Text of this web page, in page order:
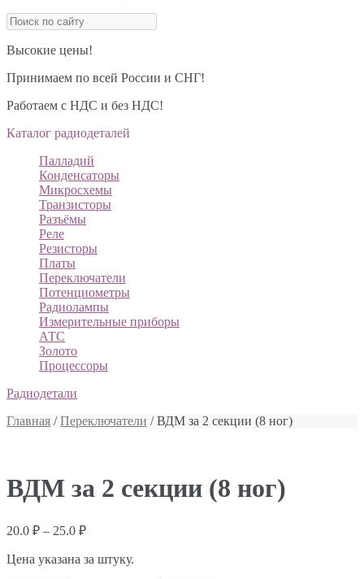
Высокие цены!
Принимаем по всей России и СНГ!
Работаем с НДС и без НДС!
Каталог радиодеталей
Палладий
Конденсаторы
Микросхемы
Транзисторы
Разъёмы
Реле
Резисторы
Платы
Переключатели
Потенциометры
Радиолампы
Измерительные приборы
АТС
Золото
Процессоры
Радиодетали
Главная /Переключатели / ВДМ за 2 секции (8 ног)
ВДМ за 2 секции (8 ног)
20.0 ₽ – 25.0 ₽Диапазон
20.0 ₽
Цена указана за штуку.